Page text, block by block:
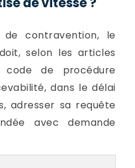
contravention, le
selon les articles
de procédure
dans le délai
adresser sa requête
avec demande